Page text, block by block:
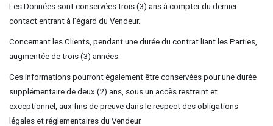
Les Données sont conservées trois (3) ans à compter du dernier
contact entrant à l’égard du Vendeur.
Concernant les Clients, pendant une durée du contrat liant les Parties,
augmentée de trois (3) années.
Ces informations pourront également être conservées pour une durée
supplémentaire de deux (2) ans, sous un accès restreint et
exceptionnel, aux fins de preuve dans le respect des obligations
légales et réglementaires du Vendeur.